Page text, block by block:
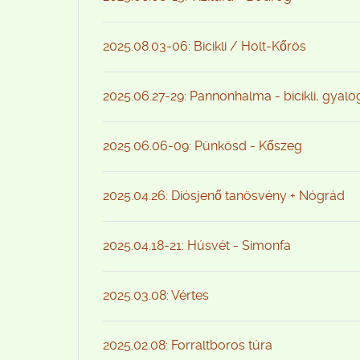
2025.08.03-06: Bicikli / Holt-Kőrös
2025.06.27-29: Pannonhalma - bicikli,
2025.06.06-09: Pünkösd - Kőszeg
2025.04.26: Diósjenő tanösvény + Nógrád
2025.04.18-21: Húsvét - Simonfa
2025.03.08: Vértes
2025.02.08: Forraltboros túra